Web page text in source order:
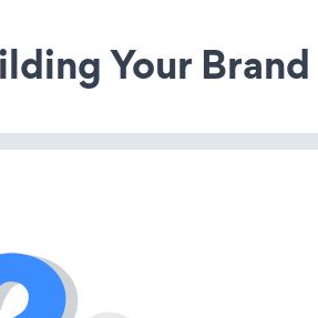
Your Brand